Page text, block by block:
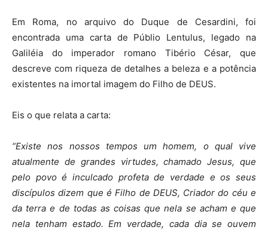
Em Roma, no arquivo do Duque de Cesardini, foi
encontrada uma carta de Públio Lentulus, legado na
Galiléia do imperador romano Tibério César, que
descreve com riqueza de detalhes a beleza e a potência
existentes na imortal imagem do Filho de DEUS.
Eis o que relata a carta:
“Existe nos nossos tempos um homem, o qual vive
atualmente de grandes virtudes, chamado Jesus, que
pelo povo é inculcado profeta de verdade e os seus
discípulos dizem que é Filho de DEUS, Criador do céu e
da terra e de todas as coisas que nela se acham e que
nela tenham estado. Em verdade, cada dia se ouvem